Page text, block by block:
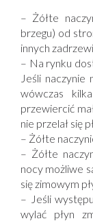
– Żółte
brzegu) od
innych
– Na rynku
Jeśli
wówczas
przewiercić
nie przelał się
– Żółte
– Żółte
nocy możliwe
się zimowym
– Jeśli
wylać płyn